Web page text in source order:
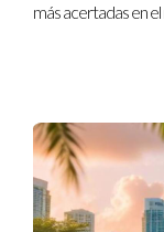
¿Qué
datos.
¿Es necesario
más acertadas en